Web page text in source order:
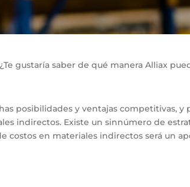
gustaría saber de qué manera Alliax
posibilidades y ventajas competitivas, y
indirectos. Existe un sinnúmero de
costos en materiales indirectos será un